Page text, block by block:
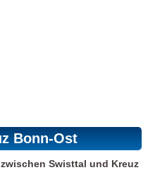
Bonn-Ost
Swisttal und Kreuz